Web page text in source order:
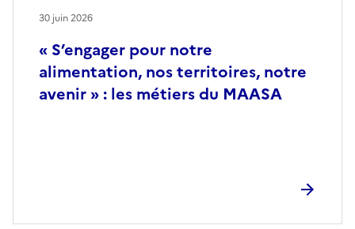
« S’engager pour notre
alimentation, nos territoires, notre
avenir » : les métiers du MAASA
30 juin 2026